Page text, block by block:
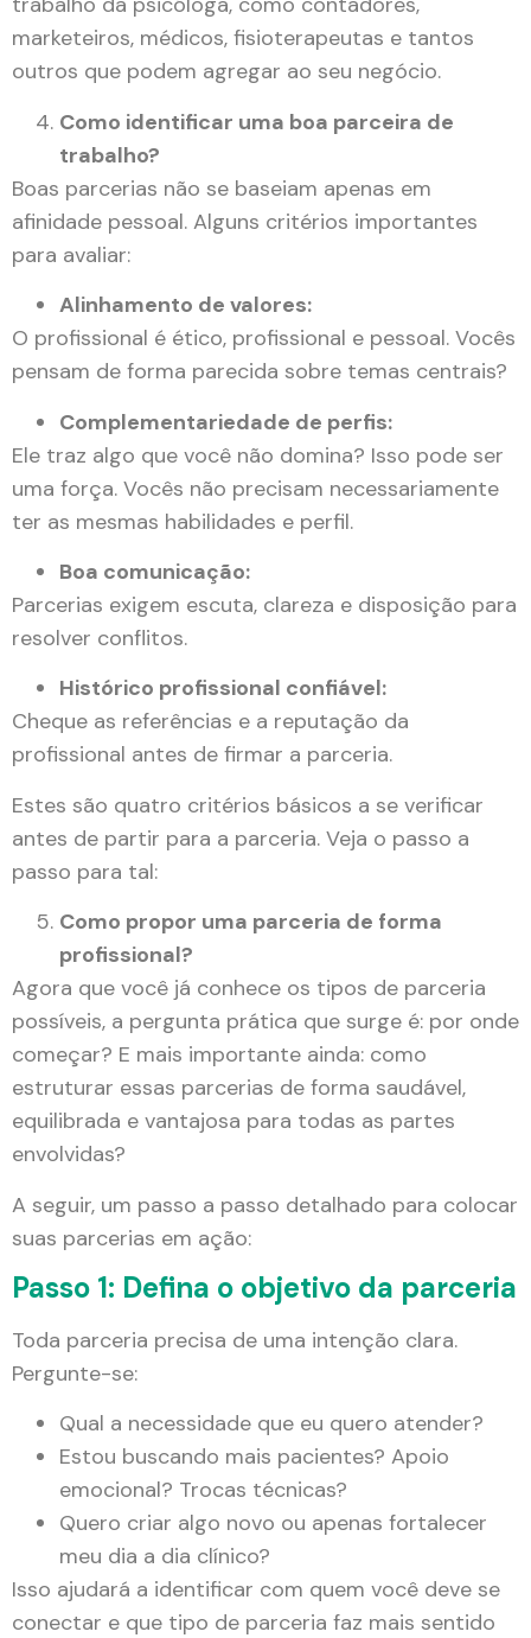
marketeiros, médicos, fisioterapeutas e tantos
outros que podem agregar ao seu negócio.
Como identificar uma boa parceira de
trabalho?
Boas parcerias não se baseiam apenas em
afinidade pessoal. Alguns critérios importantes
para avaliar:
Alinhamento de valores:
O profissional é ético, profissional e pessoal. Vocês
pensam de forma parecida sobre temas centrais?
Complementariedade de perfis:
Ele traz algo que você não domina? Isso pode ser
uma força. Vocês não precisam necessariamente
ter as mesmas habilidades e perfil.
Boa comunicação:
Parcerias exigem escuta, clareza e disposição para
resolver conflitos.
Histórico profissional confiável:
Cheque as referências e a reputação da
profissional antes de firmar a parceria.
Estes são quatro critérios básicos a se verificar
antes de partir para a parceria. Veja o passo a
passo para tal:
Como propor uma parceria de forma
profissional?
Agora que você já conhece os tipos de parceria
possíveis, a pergunta prática que surge é: por onde
começar? E mais importante ainda: como
estruturar essas parcerias de forma saudável,
equilibrada e vantajosa para todas as partes
envolvidas?
A seguir, um passo a passo detalhado para colocar
suas parcerias em ação:
Passo 1: Defina o objetivo da parceria
Toda parceria precisa de uma intenção clara.
Pergunte-se:
Qual a necessidade que eu quero atender?
Estou buscando mais pacientes? Apoio
emocional? Trocas técnicas?
Quero criar algo novo ou apenas fortalecer
meu dia a dia clínico?
Isso ajudará a identificar com quem você deve se
conectar e que tipo de parceria faz mais sentido